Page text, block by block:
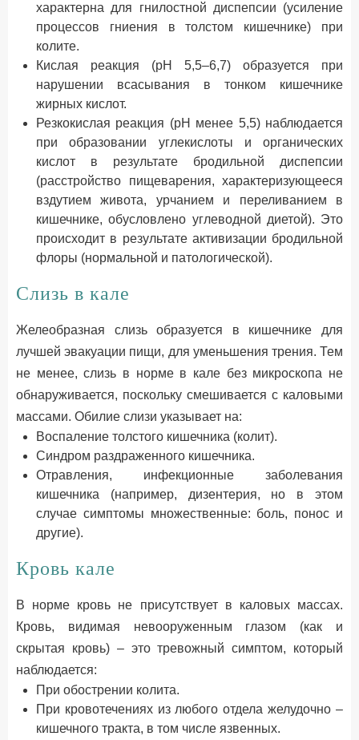
характерна для гнилостной диспепсии (усиление
процессов гниения в толстом кишечнике) при
колите.
Кислая реакция (рН 5,5–6,7) образуется при
нарушении всасывания в тонком кишечнике
жирных кислот.
Резкокислая реакция (рН менее 5,5) наблюдается
при образовании углекислоты и органических
кислот в результате бродильной диспепсии
(расстройство пищеварения, характеризующееся
вздутием живота, урчанием и переливанием в
кишечнике, обусловлено углеводной диетой). Это
происходит в результате активизации бродильной
флоры (нормальной и патологической).
Слизь в кале
Желеобразная слизь образуется в кишечнике для
лучшей эвакуации пищи, для уменьшения трения. Тем
не менее, слизь в норме в кале без микроскопа не
обнаруживается, поскольку смешивается с каловыми
массами. Обилие слизи указывает на:
Воспаление толстого кишечника (колит).
Синдром раздраженного кишечника.
Отравления, инфекционные заболевания
кишечника (например, дизентерия, но в этом
случае симптомы множественные: боль, понос и
другие).
Кровь кале
В норме кровь не присутствует в каловых массах.
Кровь, видимая невооруженным глазом (как и
скрытая кровь) – это тревожный симптом, который
наблюдается:
При обострении колита.
При кровотечениях из любого отдела желудочно –
кишечного тракта, в том числе язвенных.